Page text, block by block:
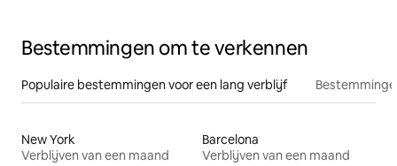
Bestemmingen om te verkennen
Populaire bestemmingen voor een lang verblijf
New York
Verblijven van een maand
Barcelona
Verblijven van een maand